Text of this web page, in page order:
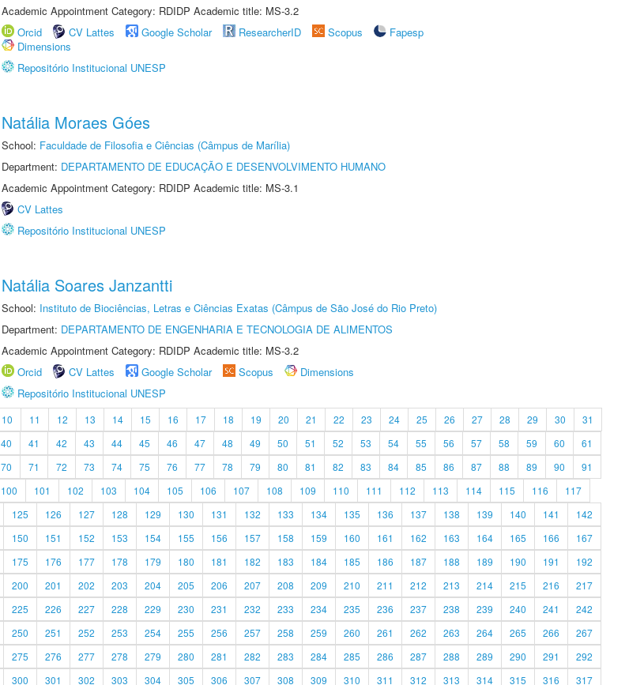
Academic Appointment Category: RDIDP Academic title: MS-3.2
Orcid
CV Lattes Google Scholar ResearcherID Scopus
Fapesp
Dimensions
Repositório Institucional UNESP
Natália Moraes Góes
School: Faculdade de Filosofia e Ciências (Câmpus de Marília)
Department: DEPARTAMENTO DE EDUCAÇÃO E DESENVOLVIMENTO HUMANO
Academic Appointment Category: RDIDP Academic title: MS-3.1
CV Lattes
Repositório Institucional UNESP
Natália Soares Janzantti
School: Instituto de Biociências, Letras e Ciências Exatas (Câmpus de São José do Rio Preto)
Department: DEPARTAMENTO DE ENGENHARIA E TECNOLOGIA DE ALIMENTOS
Academic Appointment Category: RDIDP Academic title: MS-3.2
Orcid
CV Lattes Google Scholar Scopus
Dimensions
Repositório Institucional UNESP
10 11 12 13 14 15 16 17 18 19 20 21 22 23 24 25 26 27 28 29 30
31
40 41 42 43 44 45 46 47 48 49 50 51 52 53 54 55 56 57 58 59 60
61
70 71 72 73 74 75 76 77 78 79 80 81 82 83 84 85 86 87 88 89 90
91
100 101 102 103 104 105 106 107 108 109 110 111 112 113 114 115 116
117
125 126 127 128 129 130 131 132 133 134 135 136 137 138 139 140 141
142
150 151 152 153 154 155 156 157 158 159 160 161 162 163 164 165 166
167
175 176 177 178 179 180 181 182 183 184 185 186 187 188 189 190 191
192
200 201 202 203 204 205 206 207 208 209 210 211 212 213 214 215 216
217
225 226 227 228 229 230 231 232 233 234 235 236 237 238 239 240 241
242
250 251 252 253 254 255 256 257 258 259 260 261 262 263 264 265 266
267
275 276 277 278 279 280 281 282 283 284 285 286 287 288 289 290 291
292
300 301 302 303 304 305 306 307 308 309 310 311 312 313 314 315 316 317